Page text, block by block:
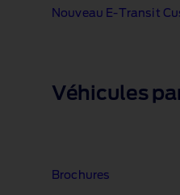
Nouveau E‑Transit
Véhicules
Brochures